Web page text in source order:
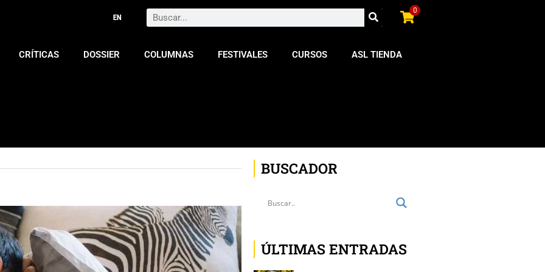
Search 0
CRÍTICAS DOSSIER COLUMNAS FESTIVALES CURSOS ASL TIENDA
BUSCADOR
ÚLTIMAS ENTRADAS